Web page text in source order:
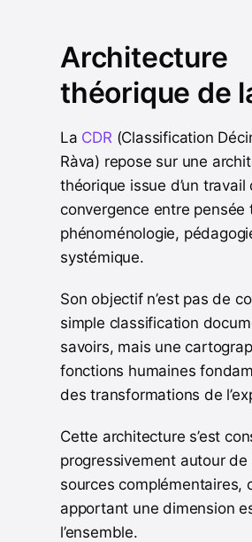
Architecture
théorique de
La CDR (Classification
Ràva) repose sur une
théorique issue d’un travail
convergence entre pensée
phénoménologie,
systémique.
Son objectif n’est pas de
simple classification
savoirs, mais une
fonctions humaines
des transformations de
Cette architecture s’est
progressivement autour de
sources complémentaires,
apportant une dimension
l’ensemble.